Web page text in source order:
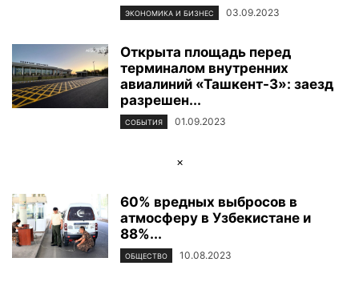
ЭКОНОМИКА И БИЗНЕС 03.09.2023
Открыта площадь перед
терминалом внутренних
авиалиний «Ташкент-3»: заезд
разрешен...
СОБЫТИЯ 01.09.2023
×
60% вредных выбросов в
атмосферу в Узбекистане и
88%...
ОБЩЕСТВО 10.08.2023